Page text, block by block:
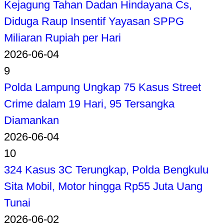
Kejagung Tahan Dadan Hindayana Cs,
Diduga Raup Insentif Yayasan SPPG
Miliaran Rupiah per Hari
2026-06-04
9
Polda Lampung Ungkap 75 Kasus Street
Crime dalam 19 Hari, 95 Tersangka
Diamankan
2026-06-04
10
324 Kasus 3C Terungkap, Polda Bengkulu
Sita Mobil, Motor hingga Rp55 Juta Uang
Tunai
2026-06-02